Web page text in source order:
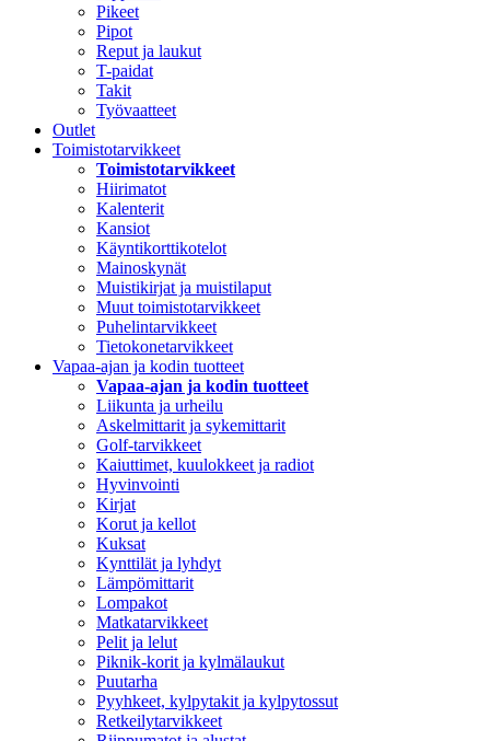
Pikeet
Pipot
Reput ja laukut
T-paidat
Takit
Työvaatteet
Outlet
Toimistotarvikkeet
Toimistotarvikkeet
Hiirimatot
Kalenterit
Kansiot
Käyntikorttikotelot
Mainoskynät
Muistikirjat ja muistilaput
Muut toimistotarvikkeet
Puhelintarvikkeet
Tietokonetarvikkeet
Vapaa-ajan ja kodin tuotteet
Vapaa-ajan ja kodin tuotteet
Liikunta ja urheilu
Askelmittarit ja sykemittarit
Golf-tarvikkeet
Kaiuttimet, kuulokkeet ja radiot
Hyvinvointi
Kirjat
Korut ja kellot
Kuksat
Kynttilät ja lyhdyt
Lämpömittarit
Lompakot
Matkatarvikkeet
Pelit ja lelut
Piknik-korit ja kylmälaukut
Puutarha
Pyyhkeet, kylpytakit ja kylpytossut
Retkeilytarvikkeet